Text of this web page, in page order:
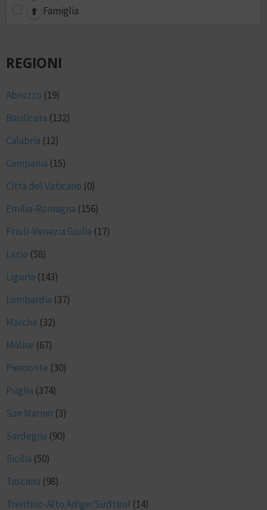
Famiglia
REGIONI
Abruzzo (19)
Basilicata (132)
Calabria (12)
Campania (15)
Città del Vaticano (0)
Emilia-Romagna (156)
Friuli-Venezia Giulia (17)
Lazio (58)
Liguria (143)
Lombardia (37)
Marche (32)
Molise (67)
Piemonte (30)
Puglia (374)
San Marino (3)
Sardegna (90)
Sicilia (50)
Toscana (98)
Trentino-Alto Adige/Südtirol (14)